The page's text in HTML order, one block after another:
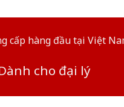
cấp hàng đầu tại Việt
cho đại lý